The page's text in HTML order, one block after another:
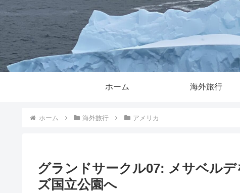
ホーム 海外旅行
ホーム 海外旅行 アメリカ
グランドサークル07: メサベル
ズ国立公園へ